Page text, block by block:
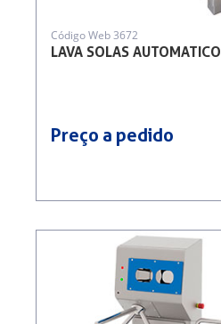
LAVA SOLAS AUTOMATICO
Código Web 3672
Preço a pedido